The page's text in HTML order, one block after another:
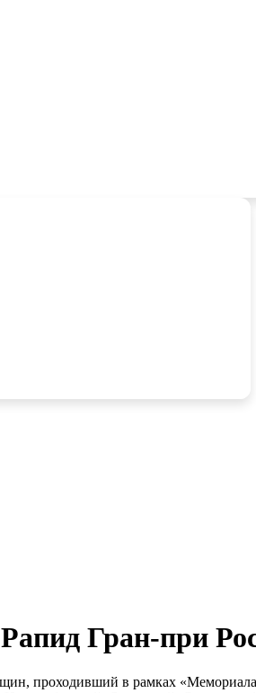
Гран-при
проходивший в рамках